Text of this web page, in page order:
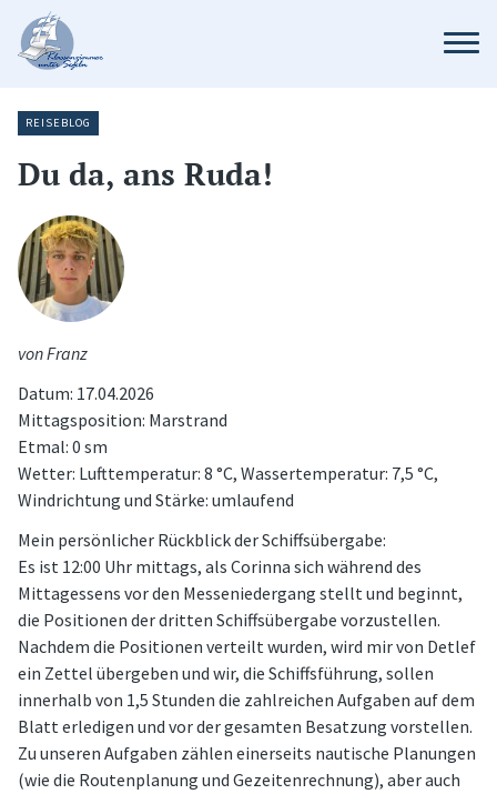
REISEBLOG
Du da, ans Ruda!
von Franz
Datum: 17.04.2026
Mittagsposition: Marstrand
Etmal: 0 sm
Wetter: Lufttemperatur: 8 °C, Wassertemperatur: 7,5 °C,
Windrichtung und Stärke: umlaufend
Mein persönlicher Rückblick der Schiffsübergabe:
Es ist 12:00 Uhr mittags, als Corinna sich während des
Mittagessens vor den Messeniedergang stellt und beginnt,
die Positionen der dritten Schiffsübergabe vorzustellen.
Nachdem die Positionen verteilt wurden, wird mir von Detlef
ein Zettel übergeben und wir, die Schiffsführung, sollen
innerhalb von 1,5 Stunden die zahlreichen Aufgaben auf dem
Blatt erledigen und vor der gesamten Besatzung vorstellen.
Zu unseren Aufgaben zählen einerseits nautische Planungen
(wie die Routenplanung und Gezeitenrechnung), aber auch